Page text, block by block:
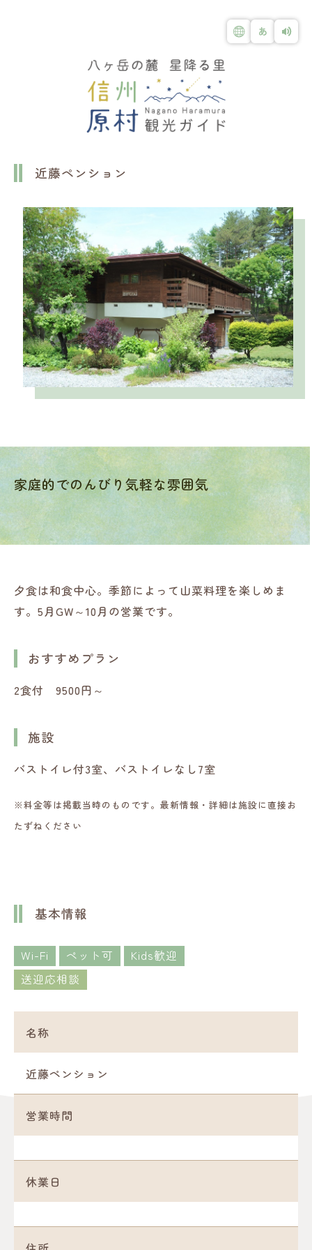
近藤ペンション
家庭的でのんびり気軽な雰囲気
夕食は和食中心。季節によって山菜料理を楽しめま
す。5月GW～10月の営業です。
おすすめプラン
2食付 9500円～
施設
バストイレ付3室、バストイレなし7室
※料金等は掲載当時のものです。最新情報・詳細は施設に直接お
たずねください
基本情報
Wi-Fi ペット可
Kids歓迎
送迎応相談
名称
近藤ペンション
営業時間
休業日